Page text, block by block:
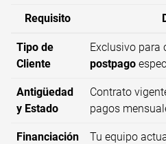
Requisito
Tipo de
Cliente
Exclusivo para
postpago
Antigüedad
y Estado
Contrato
pagos
Financiación
Tu equipo